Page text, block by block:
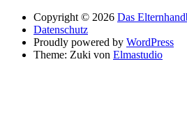
Copyright © 2026 Das
Datenschutz
Proudly powered by WordPress
Theme: Zuki von Elmastudio